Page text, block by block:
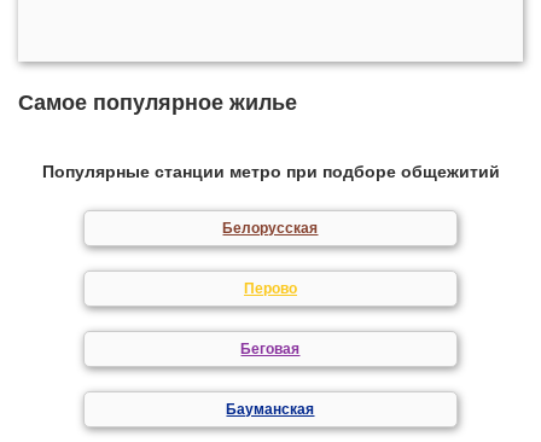
Самое популярное жилье
Популярные станции метро при подборе общежитий
Белорусская
Перово
Беговая
Бауманская